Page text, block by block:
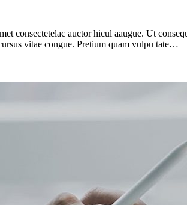
consectetelac auctor hicul aaugue. Ut
vitae congue. Pretium quam vulpu tate…